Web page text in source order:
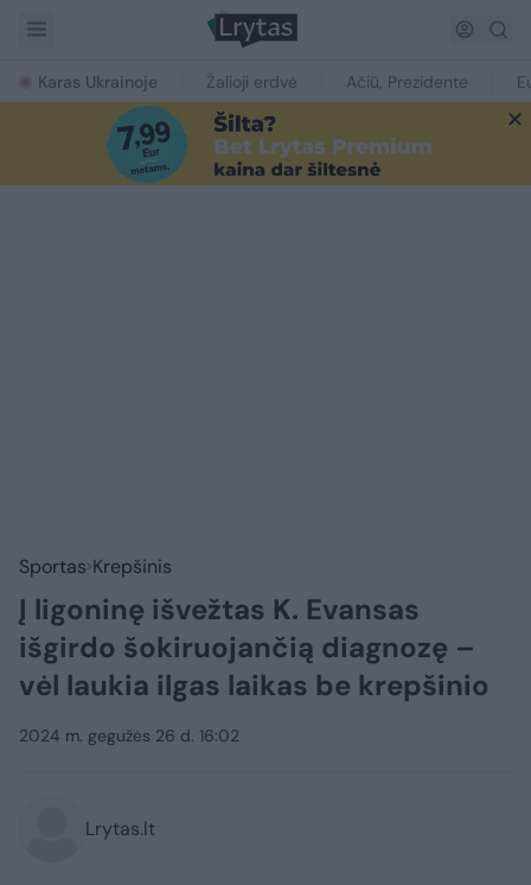
Karas Ukrainoje Žalioji erdvė Ačiū, Prezidente
Sportas Krepšinis
Į ligoninę išvežtas K. Evansas
išgirdo šokiruojančią diagnozę –
vėl laukia ilgas laikas be krepšinio
2024 m. gegužės 26 d. 16:02
Lrytas.lt